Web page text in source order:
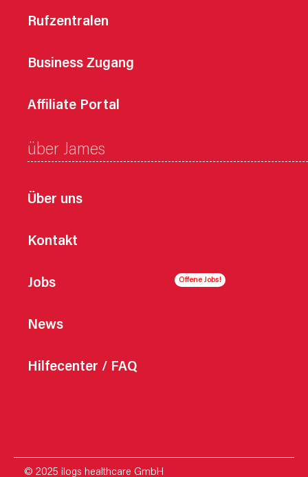
Rufzentralen
Business Zugang
Affiliate Portal
über James
Über uns
Kontakt
Jobs
News
Hilfecenter / FAQ
© 2025 ilogs healthcare GmbH